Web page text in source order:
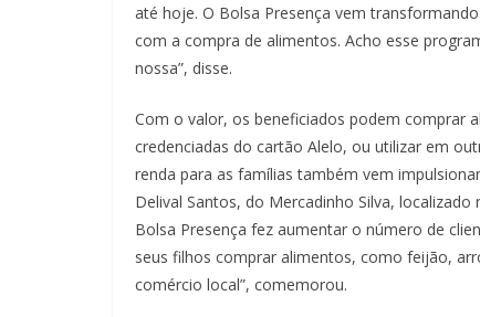
até hoje. O Bolsa Presença vem
com a compra de alimentos. Acho esse
nossa”, disse.
Com o valor, os beneficiados podem comprar
credenciadas do cartão Alelo, ou utilizar em
renda para as famílias também vem
Delival Santos, do Mercadinho Silva,
Bolsa Presença fez aumentar o número de
seus filhos comprar alimentos, como feijão,
comércio local”, comemorou.